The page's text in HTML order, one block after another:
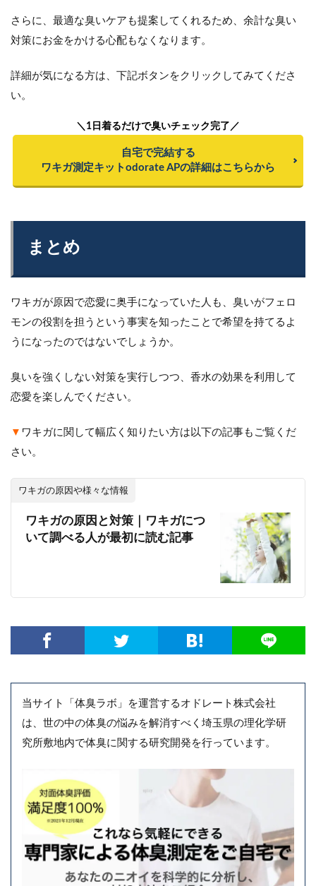
さらに、最適な臭いケアも提案してくれるため、余計な臭い
対策にお金をかける心配もなくなります。
詳細が気になる方は、下記ボタンをクリックしてみてくださ
い。
＼1日着るだけで臭いチェック完了／
自宅で完結する
ワキガ測定キットodorate APの詳細はこちらから
まとめ
ワキガが原因で恋愛に奥手になっていた人も、臭いがフェロ
モンの役割を担うという事実を知ったことで希望を持てるよ
うになったのではないでしょうか。
臭いを強くしない対策を実行しつつ、香水の効果を利用して
恋愛を楽しんでください。
▼ ワキガに関して幅広く知りたい方は以下の記事もご覧くだ
さい。
ワキガの原因や様々な情報
ワキガの原因と対策｜ワキガにつ
いて調べる人が最初に読む記事
当サイト「体臭ラボ」を運営するオドレート株式会社
は、世の中の体臭の悩みを解消すべく埼玉県の理化学研
究所敷地内で体臭に関する研究開発を行っています。